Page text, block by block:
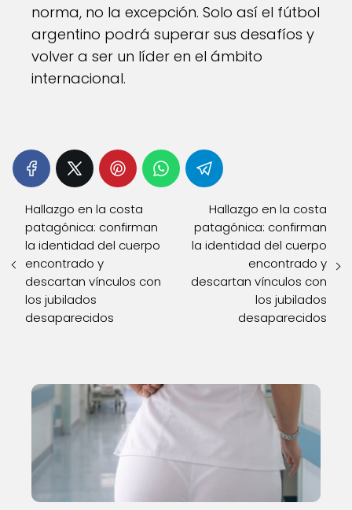
norma, no la excepción. Solo así el fútbol
argentino podrá superar sus desafíos y
volver a ser un líder en el ámbito
internacional.
Hallazgo en la costa
patagónica: confirman
la identidad del cuerpo
encontrado y
descartan vínculos con
los jubilados
desaparecidos
Hallazgo en la costa
patagónica: confirman
la identidad del cuerpo
encontrado y
descartan vínculos con
los jubilados
desaparecidos